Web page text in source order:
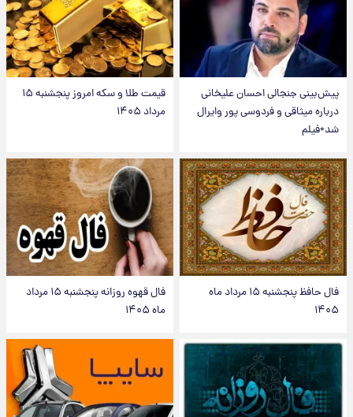
پیش‌بینی جنجالی احسان علیخانی
درباره میثاقی و فردوسی پور وایرال
شد+فیلم
قیمت طلا و سکه امروز پنجشنبه ۱۵
مرداد ۱۴۰۵
فال حافظ پنجشنبه ۱۵ مرداد ماه
۱۴۰۵
فال قهوه روزانه پنجشنبه ۱۵ مرداد
ماه ۱۴۰۵